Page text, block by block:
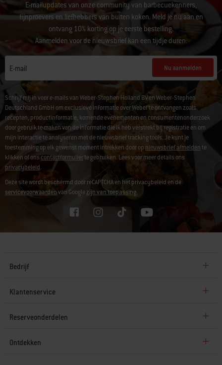
E-mailupdates van onze community van barbecuekenners,
fijnproevers en liefhebbers van buiten koken. Meld je nu aan en
ontvang 10% korting op je eerste bestelling.
Aanmelden voor de nieuwsbrief kan een tijdje duren.
E-mail Nu aanmelden
Schrijf mij in voor e-mails van Weber-Stephen Holland BV en Weber-Stephen
Deutschland GmbH om exclusieve informatie over Weber te ontvangen zoals
recepten, productinformatie, komende evenementen en consumentenonderzoek
door gebruik te maken van de informatie die ik heb verstrekt bij registratie en om
mijn interactie te analyseren met de nieuwsbrief tracking tools. Je kunt je
toestemming op elk gewenst moment intrekken door op nieuwsbrief afmeldente
klikken of ons contactformulierte gebruiken. Lees voor meer details ons
privacybeleid.
Deze site wordt beschermd door reCAPTCHA en het privacybeleid en de
servicevoorwaardenvan Googlezijn van toepassing.
Bedrijf
Klantenservice
Reserveonderdelen
Ontdekken